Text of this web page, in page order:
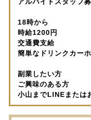
アルバイトスタッフ
18時から
時給1200円
交通費支給
簡単なドリンクカー
副業したい方
ご興味のある方
小山までLINEまたは